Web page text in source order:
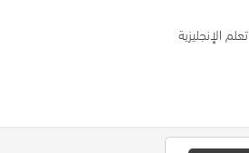
تعلم الإنجليزية